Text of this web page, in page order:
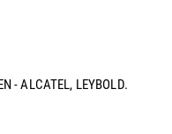
- ALCATEL, LEYBOLD.